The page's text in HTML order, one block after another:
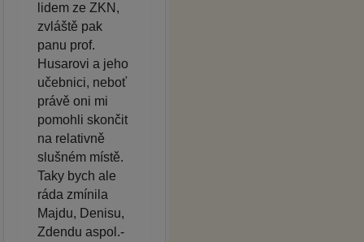
lidem ze ZKN,
zvláště pak
panu prof.
Husarovi a jeho
učebnici, neboť
právě oni mi
pomohli skončit
na relativně
slušném místě.
Taky bych ale
ráda zmínila
Majdu, Denisu,
Zdendu aspol.-